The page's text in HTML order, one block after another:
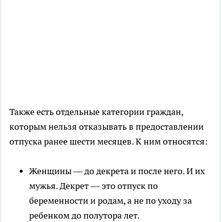
Также есть отдельные категории граждан,
которым нельзя отказывать в предоставлении
отпуска ранее шести месяцев. К ним относятся:
Женщины — до декрета и после него. И их
мужья. Декрет — это отпуск по
беременности и родам, а не по уходу за
ребенком до полутора лет.